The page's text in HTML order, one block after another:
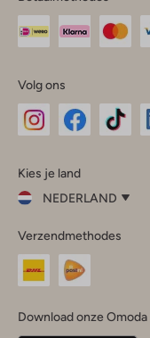
Volg ons
InstagramFacebook
Kies je land
NEDERLAND
je
land
Nederland
Belgique
Verzendmethodes
Download onze Omoda